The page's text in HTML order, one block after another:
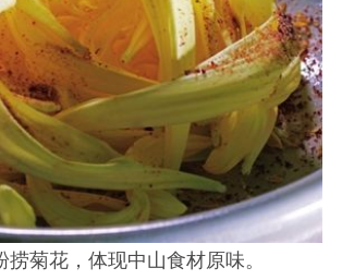
菊花，体现中山食材原味。